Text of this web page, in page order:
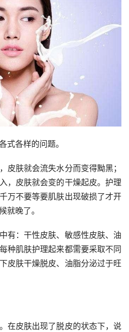
式各样的问题。
皮肤就会流失水分而变得黝黑；
，皮肤就会变的干燥起皮。护理
万不要等要肌肤出现破损了才开
就晚了。
有：干性皮肤、敏感性皮肤、油
种肌肤护理起来都需要采取不同
皮肤干燥脱皮、油脂分泌过于旺
在皮肤出现了脱皮的状态下，说